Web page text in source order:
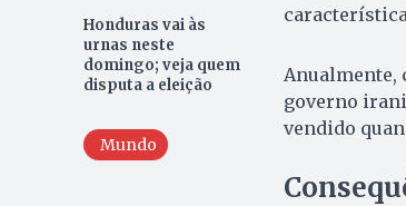
Honduras vai às
urnas neste
domingo; veja quem
disputa a eleição
Mundo
Anualmente,
governo
vendido